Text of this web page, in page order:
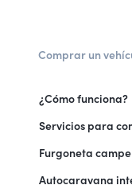
Comprar un
¿Cómo funciona?
Servicios para
Furgoneta
Autocaravana